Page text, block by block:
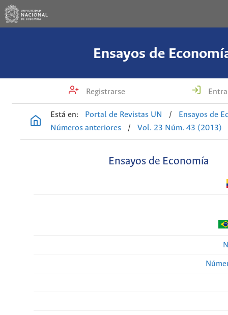
Ensayos de
Registrarse
Está en: Portal de Revistas UN /
Ensayos de
Números anteriores
/ Vol. 23 Núm. 43 (2013)
Ensayos de Economía